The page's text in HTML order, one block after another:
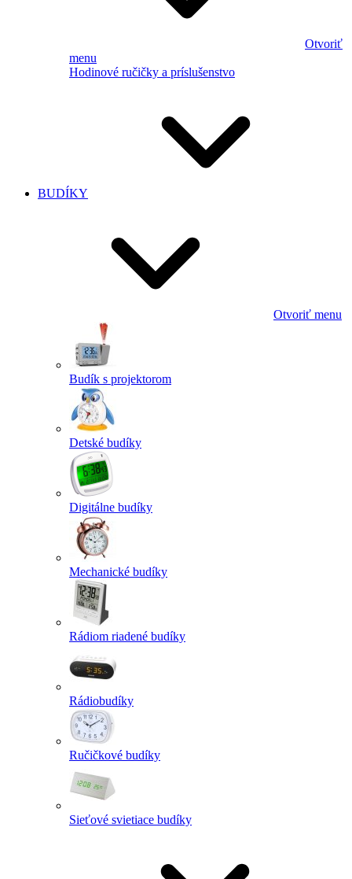
Otvoriť
menu
Hodinové ručičky a príslušenstvo
BUDÍKY
Otvoriť menu
Budík s projektorom
Detské budíky
Digitálne budíky
Mechanické budíky
Rádiom riadené budíky
Rádiobudíky
Ručičkové budíky
Sieťové svietiace budíky